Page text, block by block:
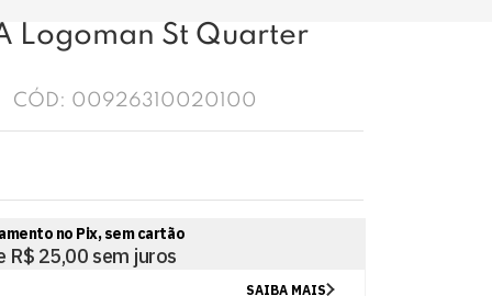
Logoman St Quarter
CÓD: 00926310020100